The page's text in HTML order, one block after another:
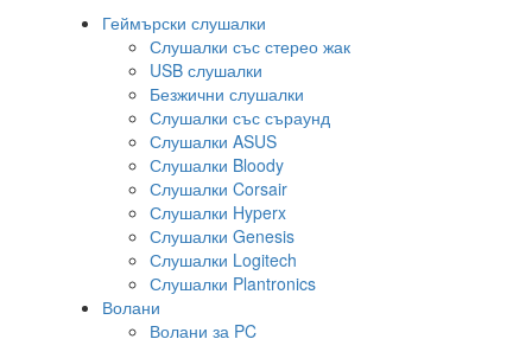
Геймърски слушалки
Слушалки със стерео жак
USB слушалки
Безжични слушалки
Слушалки със съраунд
Слушалки ASUS
Слушалки Bloody
Слушалки Corsair
Слушалки Hyperx
Слушалки Genesis
Слушалки Logitech
Слушалки Plantronics
Волани
Волани за PC